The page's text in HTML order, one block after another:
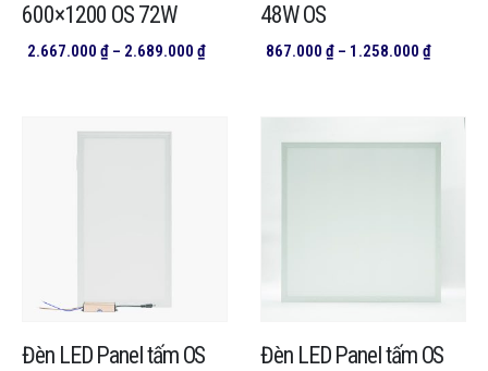
600×1200 OS 72W
2.667.000 ₫ – 2.689.000 ₫Khoảng
48W OS
867.000 ₫ – 1.258.000 ₫Khoảng
Đèn LED Panel tấm OS
Đèn LED Panel tấm OS